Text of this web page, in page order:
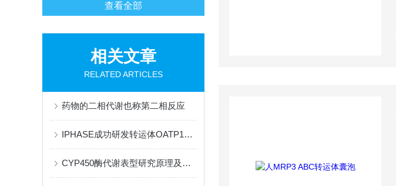
查看全部
相关文章
RELATED ARTICLES
药物的二相代谢也称第二相反应
IPHASE成功研发转运体OATP1B1、OAT1、OCT2、MATE1、MATE2-K、P-gp！
CYP450酶代谢表型研究原理及实验方法